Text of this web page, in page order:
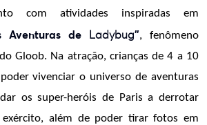
com atividades inspiradas em
Aventuras de Ladybug”, fenômeno
Gloob. Na atração, crianças de 4 a 10
vivenciar o universo de aventuras
os super-heróis de Paris a derrotar
além de poder tirar fotos em